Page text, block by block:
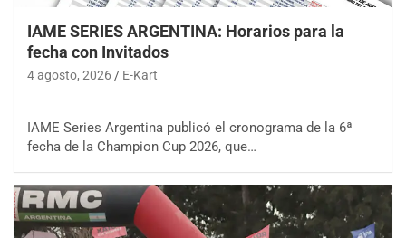
IAME SERIES ARGENTINA: Horarios para la
fecha con Invitados
4 agosto, 2026 E-Kart
IAME Series Argentina publicó el cronograma de la 6ª
fecha de la Champion Cup 2026, que…